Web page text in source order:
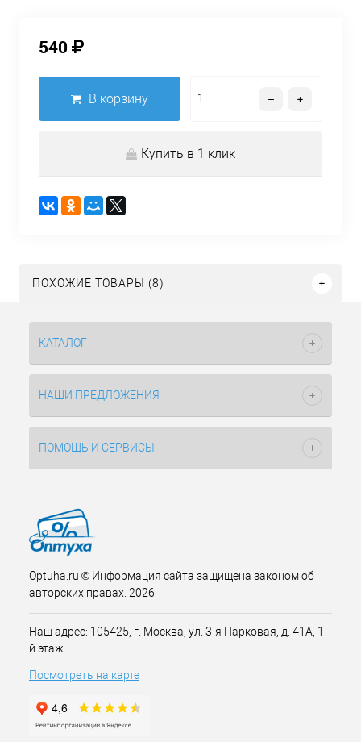
540
В корзину
Купить в 1 клик
ПОХОЖИЕ ТОВАРЫ (8)
КАТАЛОГ
НАШИ ПРЕДЛОЖЕНИЯ
ПОМОЩЬ И СЕРВИСЫ
Optuha.ru © Информация сайта защищена законом об
авторских правах. 2026
Наш адрес: 105425, г. Москва, ул. 3-я Парковая, д. 41А, 1-
й этаж
Посмотреть на карте